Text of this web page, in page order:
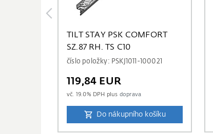
TILT STAY PSK COMFORT
SZ.87 RH. TS C10
číslo položky: PSKJ1011-100021
119,84 EUR
vč. 19.0% DPH plus doprava
Do nákupního košíku